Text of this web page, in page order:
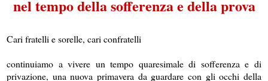
nel tempo della sofferenza e della prova
Cari fratelli e sorelle, cari confratelli
continuiamo a vivere un tempo quaresimale di sofferenza e di
privazione, una nuova primavera da guardare con gli occhi della